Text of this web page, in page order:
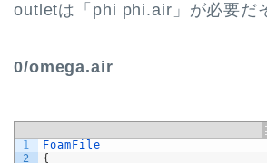
outletは「phi phi.air」が必要だ
0/omega.air
1
2
FoamFile
{